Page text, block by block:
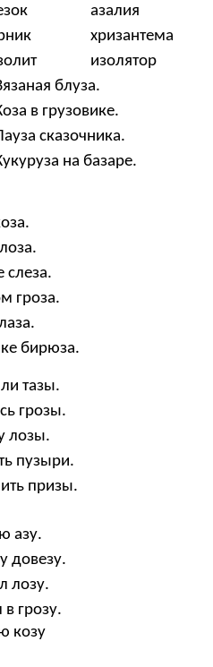
азалия
хризантема
изолятор
блуза.
в грузовике.
сказочника.
на базаре.
слеза.
гроза.
бирюза.
тазы.
грозы.
лозы.
пузыри.
призы.
азу.
довезу.
лозу.
грозу.
козу